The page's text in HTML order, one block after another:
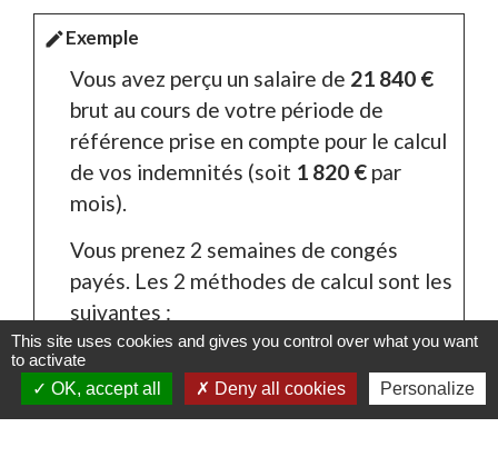
editExemple
Vous avez perçu un salaire de 21 840 €
brut au cours de votre période de
référence prise en compte pour le calcul
de vos indemnités (soit 1 820 € par
mois).
Vous prenez 2 semaines de congés
payés. Les 2 méthodes de calcul sont les
suivantes :
Vous percevez alors le montant le plus
favorable, soit 873,60 €pour vos 2
semaines de congés payés.
This site uses cookies and gives you control over what you want
to activate
OK, accept all
Deny all cookies Personalize